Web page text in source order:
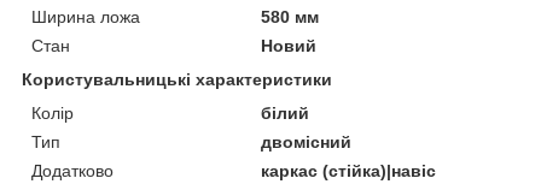
Ширина ложа
580 мм
Стан
Новий
Користувальницькі характеристики
Колір
білий
Тип
двомісний
Додатково
каркас (стійка)|навіс